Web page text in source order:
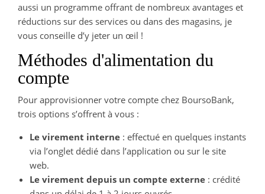
aussi un programme offrant de nombreux avantages et
réductions sur des services ou dans des magasins, je
vous conseille d’y jeter un œil !
Méthodes d'alimentation du
compte
Pour approvisionner votre compte chez BoursoBank,
trois options s’offrent à vous :
Le virement interne : effectué en quelques instants
via l’onglet dédié dans l’application ou sur le site
web.
Le virement depuis un compte externe : crédité